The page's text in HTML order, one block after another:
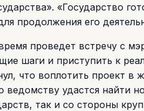
«Государство
продолжения его
проведет встречу с
шаги и приступить к
что воплотить проект в
ведомству удастся найти
так и со стороны